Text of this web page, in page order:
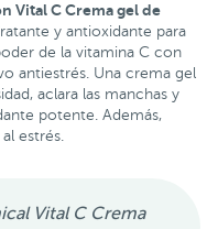
Vital C Crema gel de
y antioxidante para
de la vitamina C con
antiestrés. Una crema gel
aclara las manchas y
potente. Además,
estrés.
Vital C Crema